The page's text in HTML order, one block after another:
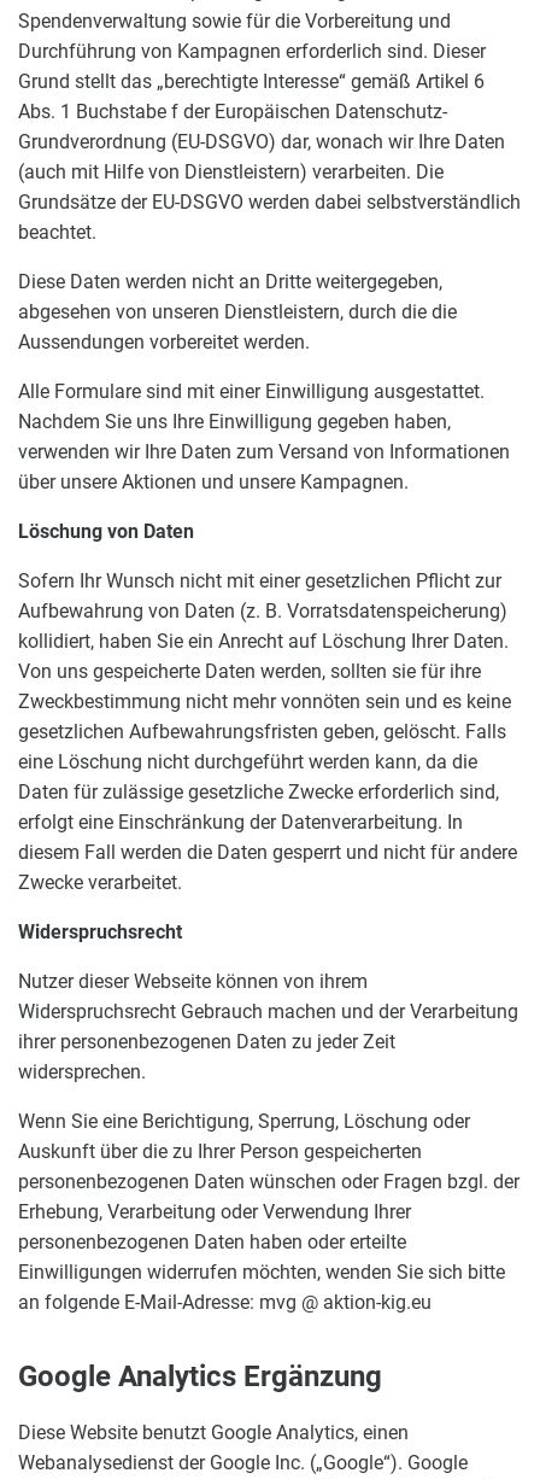
Spendenverwaltung sowie für die Vorbereitung und
Durchführung von Kampagnen erforderlich sind. Dieser
Grund stellt das „berechtigte Interesse“ gemäß Artikel 6
Abs. 1 Buchstabe f der Europäischen Datenschutz-
Grundverordnung (EU-DSGVO) dar, wonach wir Ihre Daten
(auch mit Hilfe von Dienstleistern) verarbeiten. Die
Grundsätze der EU-DSGVO werden dabei selbstverständlich
beachtet.
Diese Daten werden nicht an Dritte weitergegeben,
abgesehen von unseren Dienstleistern, durch die die
Aussendungen vorbereitet werden.
Alle Formulare sind mit einer Einwilligung ausgestattet.
Nachdem Sie uns Ihre Einwilligung gegeben haben,
verwenden wir Ihre Daten zum Versand von Informationen
über unsere Aktionen und unsere Kampagnen.
Löschung von Daten
Sofern Ihr Wunsch nicht mit einer gesetzlichen Pflicht zur
Aufbewahrung von Daten (z. B. Vorratsdatenspeicherung)
kollidiert, haben Sie ein Anrecht auf Löschung Ihrer Daten.
Von uns gespeicherte Daten werden, sollten sie für ihre
Zweckbestimmung nicht mehr vonnöten sein und es keine
gesetzlichen Aufbewahrungsfristen geben, gelöscht. Falls
eine Löschung nicht durchgeführt werden kann, da die
Daten für zulässige gesetzliche Zwecke erforderlich sind,
erfolgt eine Einschränkung der Datenverarbeitung. In
diesem Fall werden die Daten gesperrt und nicht für andere
Zwecke verarbeitet.
Widerspruchsrecht
Nutzer dieser Webseite können von ihrem
Widerspruchsrecht Gebrauch machen und der Verarbeitung
ihrer personenbezogenen Daten zu jeder Zeit
widersprechen.
Wenn Sie eine Berichtigung, Sperrung, Löschung oder
Auskunft über die zu Ihrer Person gespeicherten
personenbezogenen Daten wünschen oder Fragen bzgl. der
Erhebung, Verarbeitung oder Verwendung Ihrer
personenbezogenen Daten haben oder erteilte
Einwilligungen widerrufen möchten, wenden Sie sich bitte
an folgende E-Mail-Adresse: mvg @ aktion-kig.eu
Google Analytics Ergänzung
Diese Website benutzt Google Analytics, einen
Webanalysedienst der Google Inc. („Google“). Google